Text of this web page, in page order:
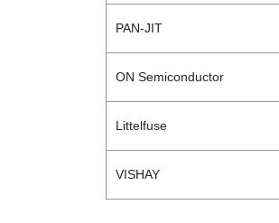
PAN-JIT
ON Semiconductor
Littelfuse
VISHAY